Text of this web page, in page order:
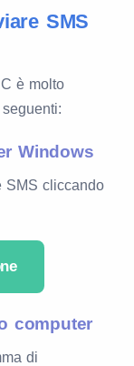
SMS
è molto
Windows
SMS cliccando
computer
di